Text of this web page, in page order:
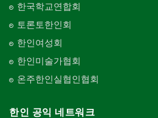
한국학교연합회
토론토한인회
한인여성회
한인미술가협회
온주한인실협인협회
한인 공익 네트워크